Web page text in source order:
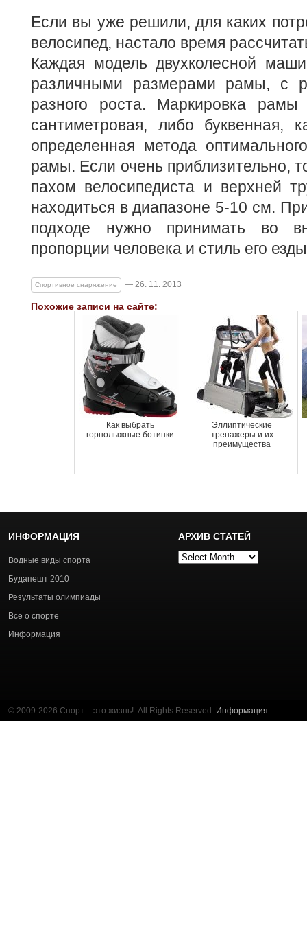
Если вы уже решили, для каких
велосипед, настало время
Каждая модель двухколесной
различными размерами рамы, с
разного роста. Маркировка
сантиметровая, либо буквенная,
определенная метода
рамы. Если очень приблизительно,
пахом велосипедиста и верхней
находиться в диапазоне 5-10 см.
подходе нужно принимать во
пропорции человека и стиль его
Спортивное снаряжение — 26. 11. 2013
Похожие записи на сайте:
Как выбрать
горнолыжные ботинки
Эллиптические
тренажеры и их
преимущества
ИНФОРМАЦИЯ
Водные виды спорта
Будапешт 2010
Результаты олимпиады
Все о спорте
Информация
АРХИВ СТАТЕЙ
Архив
© 2009-2026 Спорт – это жизнь!. All Rights Reserved. Информация